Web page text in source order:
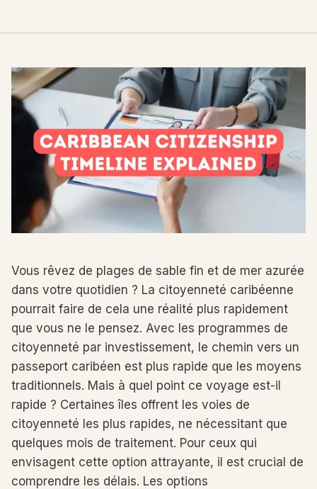
Vous rêvez de plages de sable fin et de mer azurée
dans votre quotidien ? La citoyenneté caribéenne
pourrait faire de cela une réalité plus rapidement
que vous ne le pensez. Avec les programmes de
citoyenneté par investissement, le chemin vers un
passeport caribéen est plus rapide que les moyens
traditionnels. Mais à quel point ce voyage est-il
rapide ? Certaines îles offrent les voies de
citoyenneté les plus rapides, ne nécessitant que
quelques mois de traitement. Pour ceux qui
envisagent cette option attrayante, il est crucial de
comprendre les délais. Les options